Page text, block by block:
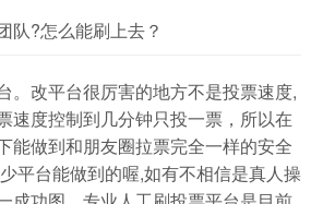
队?怎么能刷上去？
。改平台很厉害的地方不是投票速度,
速度控制到几分钟只投一票，所以在
能做到和朋友圈拉票完全一样的安全
平台能做到的喔,如有不相信是真人操